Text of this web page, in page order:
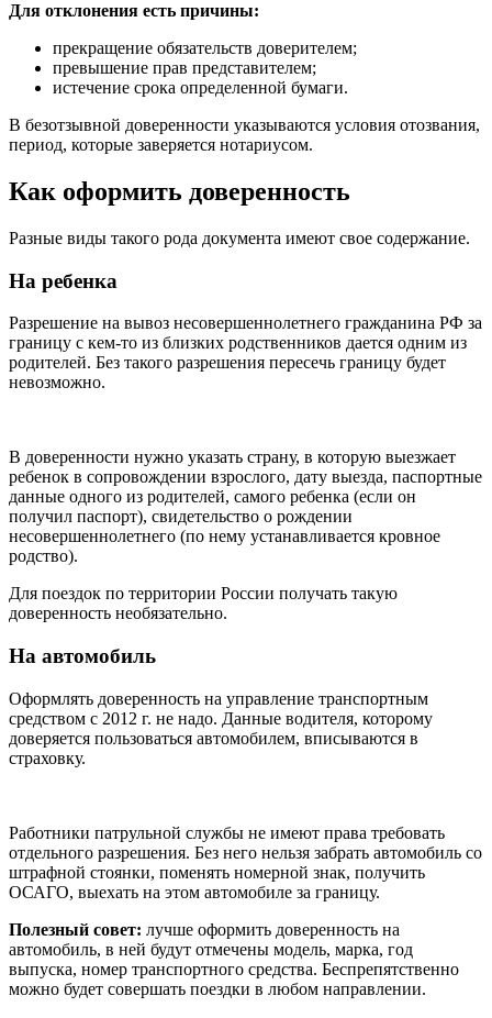
Для отклонения есть причины:
прекращение обязательств доверителем;
превышение прав представителем;
истечение срока определенной бумаги.
В безотзывной доверенности указываются условия отозвания,
период, которые заверяется нотариусом.
Как оформить доверенность
Разные виды такого рода документа имеют свое содержание.
На ребенка
Разрешение на вывоз несовершеннолетнего гражданина РФ за
границу с кем-то из близких родственников дается одним из
родителей. Без такого разрешения пересечь границу будет
невозможно.
В доверенности нужно указать страну, в которую выезжает
ребенок в сопровождении взрослого, дату выезда, паспортные
данные одного из родителей, самого ребенка (если он
получил паспорт), свидетельство о рождении
несовершеннолетнего (по нему устанавливается кровное
родство).
Для поездок по территории России получать такую
доверенность необязательно.
На автомобиль
Оформлять доверенность на управление транспортным
средством с 2012 г. не надо. Данные водителя, которому
доверяется пользоваться автомобилем, вписываются в
страховку.
Работники патрульной службы не имеют права требовать
отдельного разрешения. Без него нельзя забрать автомобиль со
штрафной стоянки, поменять номерной знак, получить
ОСАГО, выехать на этом автомобиле за границу.
Полезный совет: лучше оформить доверенность на
автомобиль, в ней будут отмечены модель, марка, год
выпуска, номер транспортного средства. Беспрепятственно
можно будет совершать поездки в любом направлении.